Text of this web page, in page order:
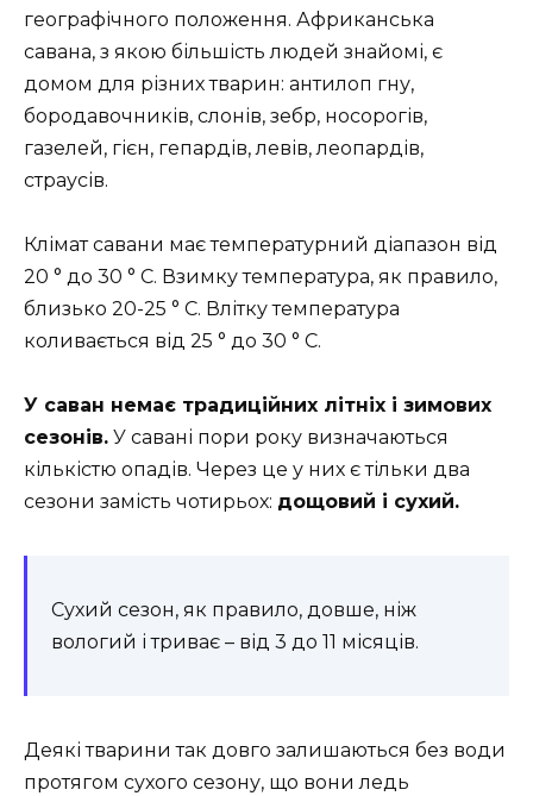
географічного положення. Африканська
савана, з якою більшість людей знайомі, є
домом для різних тварин: антилоп гну,
бородавочників, слонів, зебр, носорогів,
газелей, гієн, гепардів, левів, леопардів,
страусів.
Клімат савани має температурний діапазон від
20 ° до 30 ° C. Взимку температура, як правило,
близько 20-25 ° C. Влітку температура
коливається від 25 ° до 30 ° C.
У саван немає традиційних літніх і зимових
сезонів. У савані пори року визначаються
кількістю опадів. Через це у них є тільки два
сезони замість чотирьох: дощовий і сухий.
Сухий сезон, як правило, довше, ніж
вологий і триває – від 3 до 11 місяців.
Деякі тварини так довго залишаються без води
протягом сухого сезону, що вони ледь